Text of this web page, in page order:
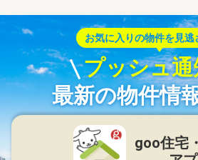
お気に入りの物件を見逃
プッシュ通
最新の物件情
goo住宅